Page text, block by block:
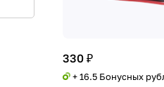
330 ₽
+ 16.5 Бонусных